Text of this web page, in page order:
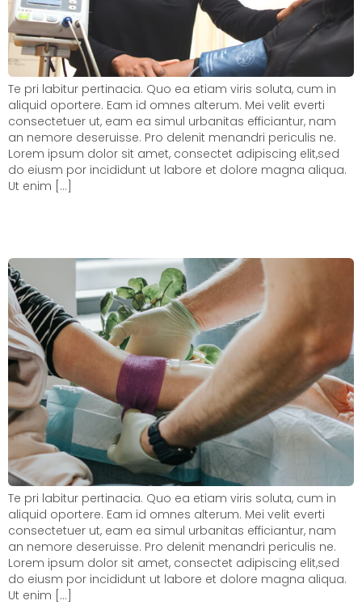
Te pri labitur pertinacia. Quo ea etiam viris soluta, cum in
aliquid oportere. Eam id omnes alterum. Mei velit everti
consectetuer ut, eam ea simul urbanitas efficiantur, nam
an nemore deseruisse. Pro delenit menandri periculis ne.
Lorem ipsum dolor sit amet, consectet adipiscing elit,sed
do eiusm por incididunt ut labore et dolore magna aliqua.
Ut enim […]
Te pri labitur pertinacia. Quo ea etiam viris soluta, cum in
aliquid oportere. Eam id omnes alterum. Mei velit everti
consectetuer ut, eam ea simul urbanitas efficiantur, nam
an nemore deseruisse. Pro delenit menandri periculis ne.
Lorem ipsum dolor sit amet, consectet adipiscing elit,sed
do eiusm por incididunt ut labore et dolore magna aliqua.
Ut enim […]